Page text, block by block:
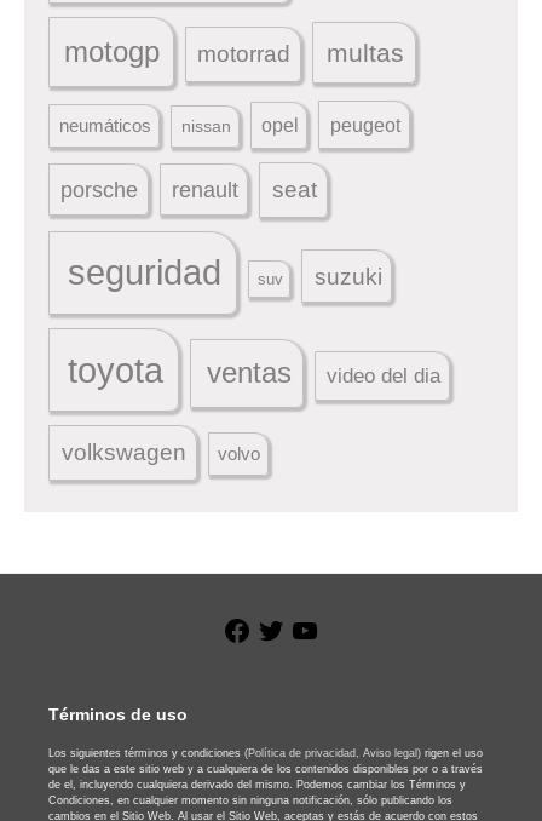
motogp motorrad multas
neumáticos nissan opel peugeot
porsche renault seat
seguridad suv suzuki
toyota ventas video del dia
volkswagen volvo
Facebook
Twitter
Términos de uso
Los siguientes términos y condiciones (Política de privacidad, Aviso legal) rigen el uso
que le das a este sitio web y a cualquiera de los contenidos disponibles por o a través
de el, incluyendo cualquiera derivado del mismo. Podemos cambiar los Términos y
Condiciones, en cualquier momento sin ninguna notificación, sólo publicando los
cambios en el Sitio Web. Al usar el Sitio Web, aceptas y estás de acuerdo con estos